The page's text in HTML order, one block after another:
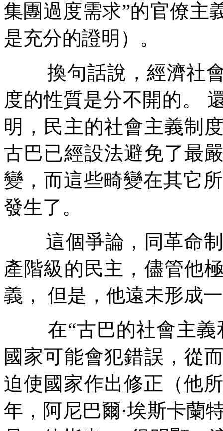
集團過度需求”的官僚主
是充分的證明）。
換句話說，經濟社
度的性質是分不開的。
明，民主的社會主義制
古巴已經設法避免了最
變，而這些畸變在其它
發生了。
這個爭論，同革命
產階級的民主，儘管他
義，
但是，他遠未形成
在“古巴的社會主義
國家可能會犯錯誤，從
迫使國家作出修正（他
年，阿尼巴爾·埃斯卡蘭